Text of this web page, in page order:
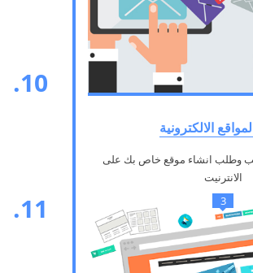
10.
11.
الالكترونية
وطلب انشاء موقع خاص بك على
الانترنيت
3